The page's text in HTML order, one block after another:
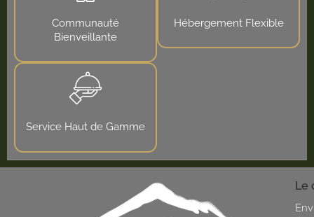
Communauté
Bienveillante
Hébergement Flexible
Service Haut de Gamme
Le